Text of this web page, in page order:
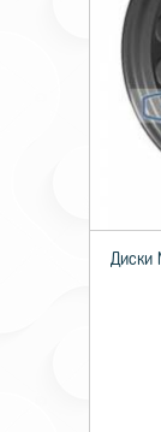
Диски